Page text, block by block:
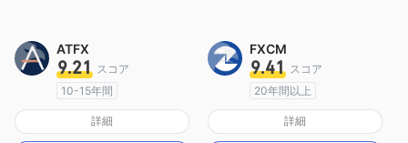
ATFX
9.21 スコア
10-15年間
オーストラリア規制
マーケットメイキングライセンス（MM）
詳細
FXCM
9.41 スコア
20年間以上
オーストラリア規制
マーケットメイキングライセンス（MM）
詳細